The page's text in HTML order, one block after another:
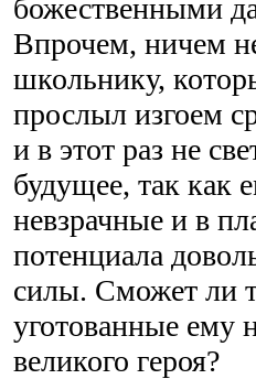
божественными
Впрочем, ничем
школьнику,
прослыл изгоем
и в этот раз не
будущее, так как
невзрачные и в
потенциала
силы. Сможет ли
уготованные ему
великого героя?